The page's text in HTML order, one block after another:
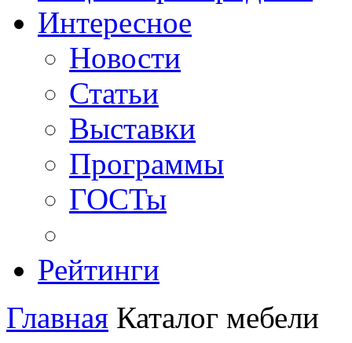
Интересное
Новости
Статьи
Выставки
Программы
ГОСТы
Рейтинги
Главная Каталог мебели